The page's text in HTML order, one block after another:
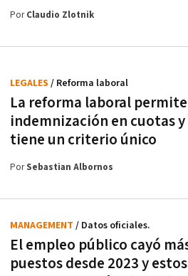
PorClaudio Zlotnik
La reforma laboral
indemnización en cuotas
tiene un criterio único
LEGALES / Reforma laboral
PorSebastian Albornos
El empleo público cayó
puestos desde 2023 y
MANAGEMENT / Datos oficiales.